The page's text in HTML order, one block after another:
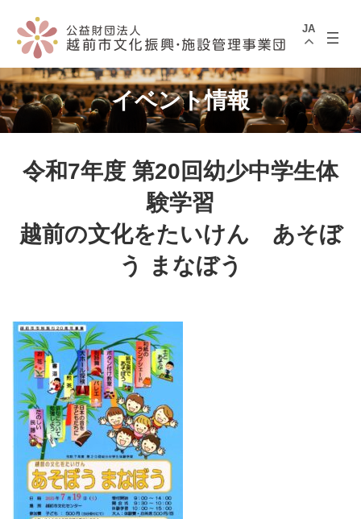
へ
ス
キ
ッ
プ
ョ
ン
に
移
動
JA
イベント情報
令和7年度 第20回幼少中学生体
験学習
越前の文化をたいけん あそぼ
う まなぼう